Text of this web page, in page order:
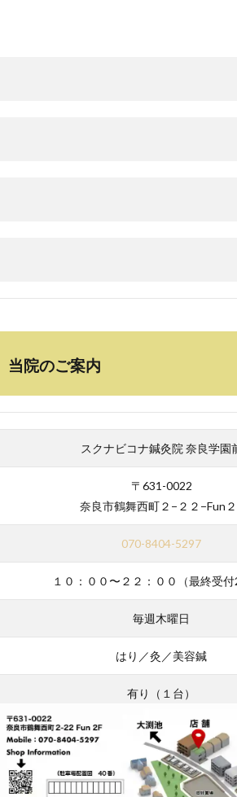
当院のご案内
スクナビコナ鍼灸院 奈良学園
〒631-0022
奈良市鶴舞西町２−２２−Fun
070-8404-5297
１０：００〜２２：００（最終受
毎週木曜日
はり／灸／美容鍼
有り（１台）